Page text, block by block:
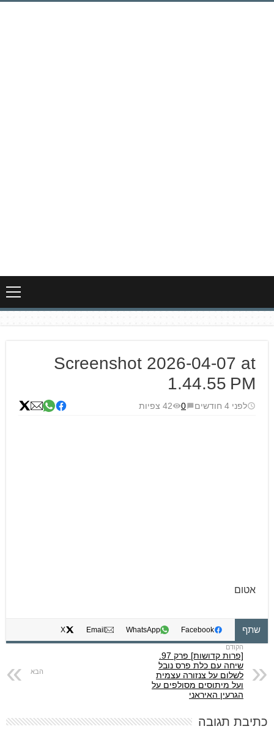
לדלג
Screenshot 2026-04-07 at
1.44.55 PM
לפני 4 חודשים 0 42 צפיות
אטום
שתף Facebook
WhatsApp
Email
X
שיחה עם כלת פרס נובל
לשלום על צנזורה עצמית
ועל מיתוסים מסולפים על
הגרעין האיראני
כתיבת תגובה